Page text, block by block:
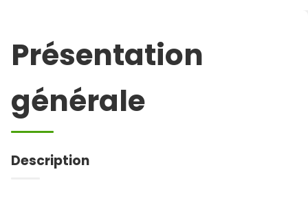
Présentation
générale
Description